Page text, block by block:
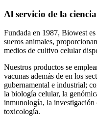
Al servicio de la
Fundada en 1987, Biowest
sueros animales,
medios de cultivo celular
Nuestros productos se
vacunas además de en los
gubernamental e industrial;
la biología celular, la
inmunología, la investigación
toxicología.